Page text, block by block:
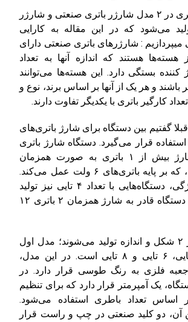
دستگاه شارژ باتری در ۲ مدل شارژر باتری صنعتی و شارژر
می‌شود که در این مقاله به کارایی
: شارژرهای باتری صنعتی دارای
هسته‌ها هستند که اندازه آنها به تعداد
بستگی دارد. این هسته‌ها می‌توانند
باشند و هر یک از آنها بر اساس برند، نوع و
کارگیر باتری با یکدیگر تفاوت دارند.
گفتیم بین دستگاه برای شارژ باتری‌های
استفاده قرار می‌گیرد. دستگاه شارژ باتری
صنعتی برای شارژ بیش از ۱ باتری به‌ صورت همزمان
استفاده می‌شود، که بر پایه باتری‌های ۶ ولت عمل می‌کند.
براساس این ویژگی، دستگاه‌هایی با تعداد ۴ تایی نیز تولید
می‌شوند که این دستگاه قادر به شارژ همزمان ۲ باتری ۱۲
این دستگاه‌ها در ۲ شکل و اندازه تولید می‌شوند؛ مدل اول
دارای تعداد ۴ تایی، ۶ تایی و ۸ تایی است. در این مدل،
فلزی به رنگ طوسی قرار دارد. در
یک آمپرمتر قرار دارد که برای تنظیم
اساس تعداد باطری استفاده می‌شود.
آن، دو کلید صنعتی در چپ و راست قرار